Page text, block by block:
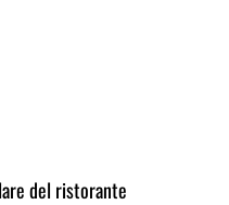
del ristorante